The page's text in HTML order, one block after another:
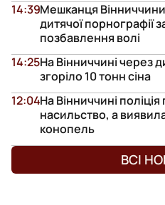
Мешканця
дитячої порнографії
позбавлення волі
14:39
На Вінниччині через
згоріло 10 тонн сіна
14:25
На Вінниччині
насильство, а
конопель
12:04
ВСІ